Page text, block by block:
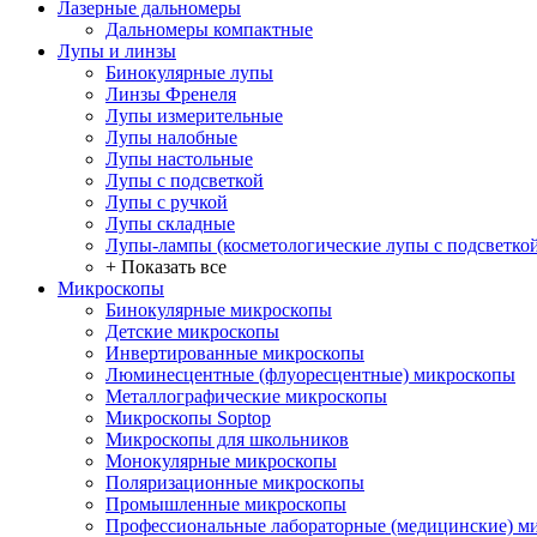
Лазерные дальномеры
Дальномеры компактные
Лупы и линзы
Бинокулярные лупы
Линзы Френеля
Лупы измерительные
Лупы налобные
Лупы настольные
Лупы с подсветкой
Лупы с ручкой
Лупы складные
Лупы-лампы (косметологические лупы с
+ Показать все
Микроскопы
Бинокулярные микроскопы
Детские микроскопы
Инвертированные микроскопы
Люминесцентные (флуоресцентные) микроскопы
Металлографические микроскопы
Микроскопы Soptop
Микроскопы для школьников
Монокулярные микроскопы
Поляризационные микроскопы
Промышленные микроскопы
Профессиональные лабораторные (медицинские)